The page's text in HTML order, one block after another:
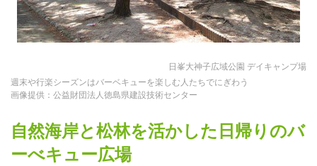
日峯大神子広域公園 デイキャンプ場
週末や行楽シーズンはバーベキューを楽しむ人たちでにぎわう
画像提供：公益財団法人徳島県建設技術センター
自然海岸と松林を活かした日帰りのバ
ーべキュー広場